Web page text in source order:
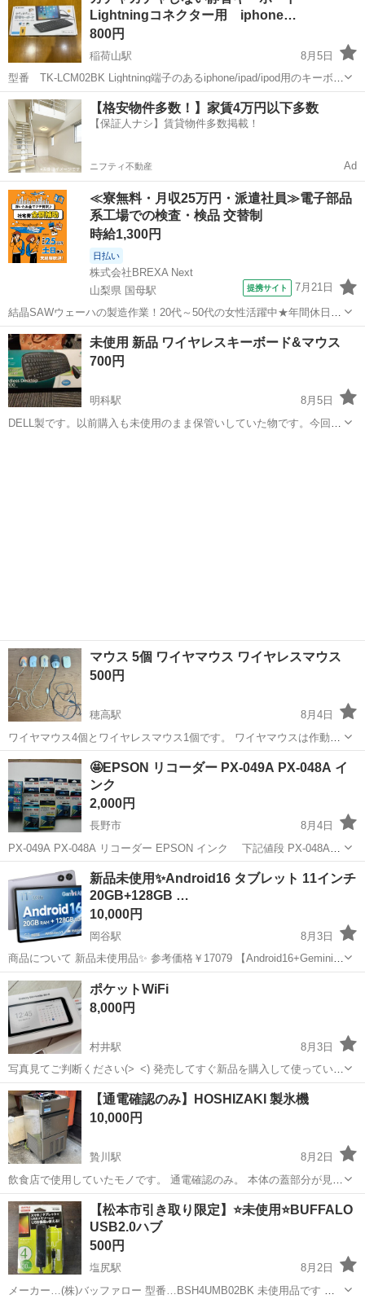
荷山にあるコメリ更埴店の駐車...Lightningコネクター用 iphone…
800円
稲荷山駅
8月5日
型番 TK-LCM02BK Lightning端子のあるiphone/ipad/ipod用のキーボー
ドです。 iOS/iPadOS 13.6以上の端末が必要です。 マルチファンクシ
ョンキー搭載で、ボリューム操作やメディアプ...
長野 千曲市 稲荷山駅 周辺機器 Lightning
【格安物件多数！】家賃4万円以下多数
【保証人ナシ】賃貸物件多数掲載！
ニフティ不動産 Ad
≪寮無料・月収25万円・派遣社員≫電子部品
系工場での検査・検品 交替制
時給1,300円
日払い
株式会社BREXA Next
山梨県 国母駅
提携サイト 7月21日
結晶SAWウェーハの製造作業！20代～50代の女性活躍中★年間休日
120日＆土日祝休み！クリーンルーム内でのお仕事！日払い制度利用可
◎正社員登用制度あり！マイカー通勤可！《山梨県中巨摩郡昭和町》
人気の工場のお仕事 ◇結晶...
山梨 国母駅 その他
未使用 新品 ワイヤレスキーボード&マウス
700円
明科駅
8月5日
DELL製です。以前購入も未使用のまま保管いしていた物です。今回写
マウス 5個 ワイヤマウス ワイヤレスマウス
500円
穂高駅
8月4日
ワイヤマウス4個とワイヤレスマウス1個です。 ワイヤマウスは作動確
認しました。 ワイヤレスマウス(NEC MT-1626)は作動確認出来ていな
いので、ジャンク扱いです。分かる方が居れば、作動確認出来ると思
います。 綿半穂高店...
長野 安曇野市 PCパーツ
🤩EPSON リコーダー PX-049A PX-048A イ
ンク
2,000円
長野市
8月4日
PX-049A PX-048A リコーダー EPSON インク 下記値段 PX-048A
PX-049A 2022年購入したインクです 純正インク ブラック増量
L １個 約2000円 を 10...
長野市 プリンター
新品未使用✨Android16 タブレット 11インチ
20GB+128GB …
10,000円
岡谷駅
8月3日
商品について 新品未使用品✨ 参考価格￥17079 【Android16+Gemini
AI 搭載】 最新 Android16 OS に AI 機能 Gemini を内蔵、外国語翻
訳・長文要約で自宅学習の効...
長野 岡谷市 岡谷駅
ポケットWiFi
8,000円
村井駅
8月3日
写真見てご判断ください(>_<) 発売してすぐ新品を購入して使っていま
した 保護フィルム貼って使用していました 画面に傷はありませんが、
下の方に傷があります 普通に使えます お取引場所は日時によって違い
ます 基本的に...
長野 松本市 村井駅 周辺機器
【通電確認のみ】HOSHIZAKI 製氷機
10,000円
贄川駅
8月2日
飲食店で使用していたモノです。 通電確認のみ。 本体の蓋部分が見当
たりません。 詳しいことは何も分かりませんので、知識のある方でお
願いします。
長野 塩尻市 贄川駅 パソコン
【松本市引き取り限定】⭐未使用⭐BUFFALO
USB2.0ハブ
500円
塩尻駅
8月2日
メーカー…(株)バッファロー 型番…BSH4UMB02BK 未使用品です 受